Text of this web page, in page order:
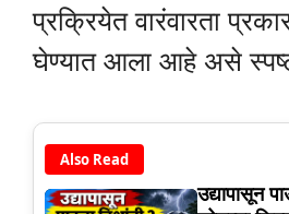
प्रक्रियेत वारंवारता
घेण्यात आला आहे असे
Also Read
उद्यापासून